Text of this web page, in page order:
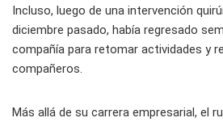
Incluso, luego de una intervención
diciembre pasado, había regresado
compañía para retomar actividades y
compañeros.
Más allá de su carrera empresarial, el